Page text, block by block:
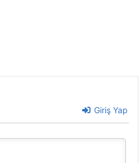
Giriş Yap